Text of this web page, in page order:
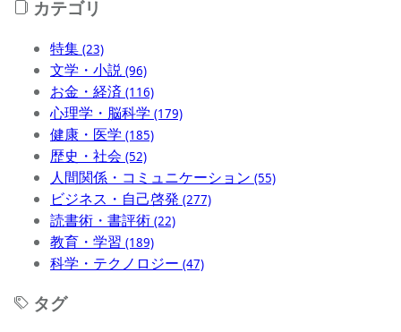
カテゴリ
特集 (23)
文学・小説 (96)
お金・経済 (116)
心理学・脳科学 (179)
健康・医学 (185)
歴史・社会 (52)
人間関係・コミュニケーション (55)
ビジネス・自己啓発 (277)
読書術・書評術 (22)
教育・学習 (189)
科学・テクノロジー (47)
タグ